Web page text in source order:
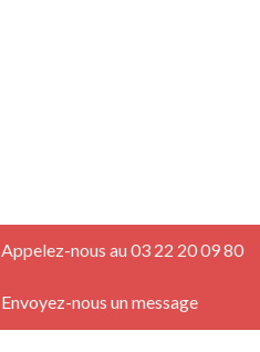
Appelez-nous au 03 22 20 09 80
Envoyez-nous un message